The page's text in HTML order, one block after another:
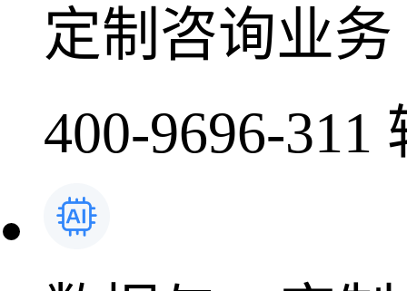
定制咨询业务
400-9696-311